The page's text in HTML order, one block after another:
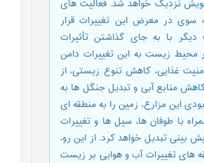
نزدیک خواهد شد. فعالیت های
در معرض این تغییرات قرار
با به جای گذاشتن تأثیرات
محیط زیست به این تغییرات دامن
غذایی، کاهش تنوع زیستی، از
منابع آبی و تبدیل جنگل ها به
این مزارع، زمین را به منطقه ای
با طوفان ها، سیل ها و تغییرات
بینی تبدیل خواهد کرد. از این رو،
های تغییرات آب و هوایی بر زیست